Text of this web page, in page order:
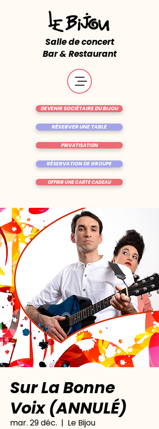
Salle de concert
Bar & Restaurant
RÉSERVER UNE TABLE
OFFRIR UNE CARTE CADEAU
DEVENIR SOCIÉTAIRE DU BIJOU
RÉSERVATION DE GROUPE
PRIVATISATION
Sur La Bonne
Voix (ANNULÉ)
mar. 29 déc.
  |
Le Bijou